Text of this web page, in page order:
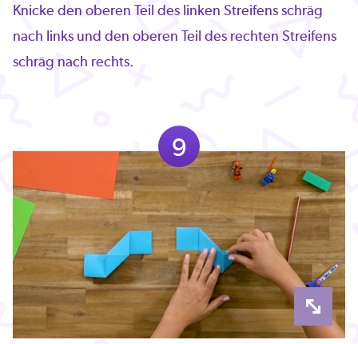
Knicke den oberen Teil des linken Streifens schräg
nach links und den oberen Teil des rechten Streifens
schräg nach rechts.
9